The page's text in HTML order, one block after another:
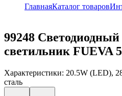
ГлавнаяКаталог товаров
99248
светильник FUEVA 5
Характеристики: 20.5W (LED),
сталь